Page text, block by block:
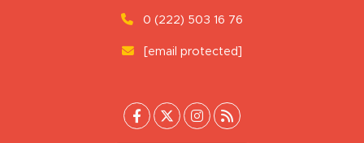
0 (222) 503 16 76
[email protected]